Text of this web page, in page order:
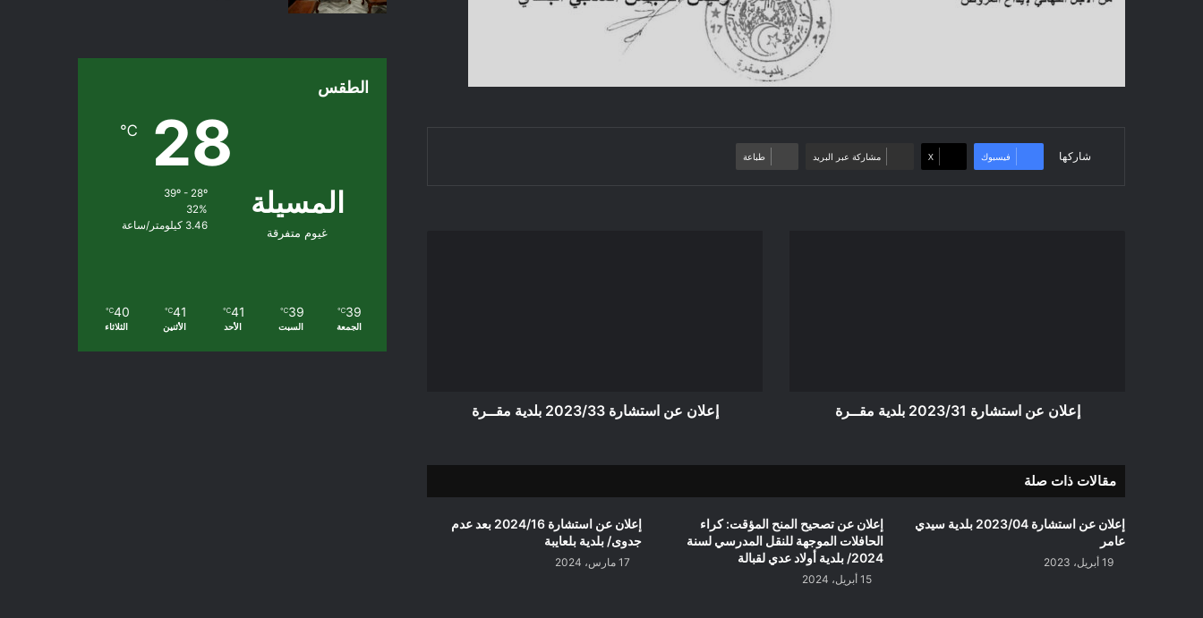
شاركها فيسبوك ‫X مشاركة عبر البريد طباعة
إعلان عن استشارة 2023/31 بلدية مقــرة إعلان عن استشارة 2023/33 بلدية مقــرة
مقالات ذات صلة
إعلان عن استشارة 2023/04 بلدية سيدي
عامر
19 أبريل، 2023
إعلان عن تصحيح المنح المؤقت: كراء
الحافلات الموجهة للنقل المدرسي لسنة
2024/ بلدية أولاد عدي لقبالة
15 أبريل، 2024
إعلان عن استشارة 2024/16 بعد عدم
جدوى/ بلدية بلعايبة
17 مارس، 2024
الطقس
المسيلة
غيوم متفرقة
28
℃
39º - 28º
32%
3.46 كيلومتر/ساعة
39
℃
الجمعة
39
℃
السبت
41
℃
الأحد
41
℃
الأثنين
40
℃
الثلاثاء